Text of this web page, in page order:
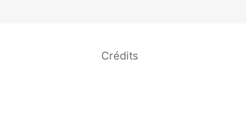
Crédits